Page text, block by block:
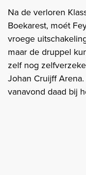
Na de verloren
Boekarest, moét
vroege
maar de druppel
zelf nog
Johan Cruijff
vanavond daad bij